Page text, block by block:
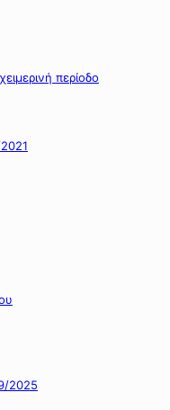
περίοδο
2025